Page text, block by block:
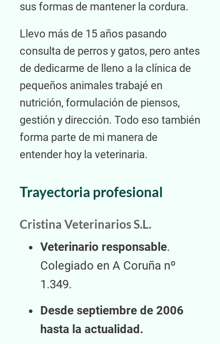
sus formas de mantener la cordura.
Llevo más de 15 años pasando
consulta de perros y gatos, pero antes
de dedicarme de lleno a la clínica de
pequeños animales trabajé en
nutrición, formulación de piensos,
gestión y dirección. Todo eso también
forma parte de mi manera de
entender hoy la veterinaria.
Trayectoria profesional
Cristina Veterinarios S.L.
Veterinario responsable.
Colegiado en A Coruña nº
1.349.
Desde septiembre de 2006
hasta la actualidad.